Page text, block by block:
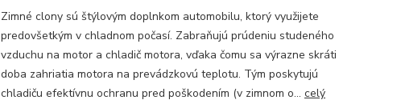
Zimné clony sú štýlovým doplnkom automobilu, ktorý využijete
predovšetkým v chladnom počasí. Zabraňujú prúdeniu studeného
vzduchu na motor a chladič motora, vďaka čomu sa výrazne skráti
doba zahriatia motora na prevádzkovú teplotu. Tým poskytujú
chladiču efektívnu ochranu pred poškodením (v zimnom o... celý